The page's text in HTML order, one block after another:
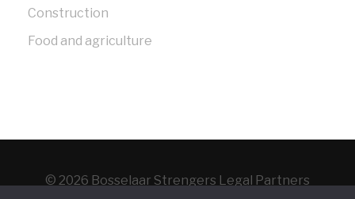
Construction
Food and agriculture
© 2026 Bosselaar Strengers Legal Partners